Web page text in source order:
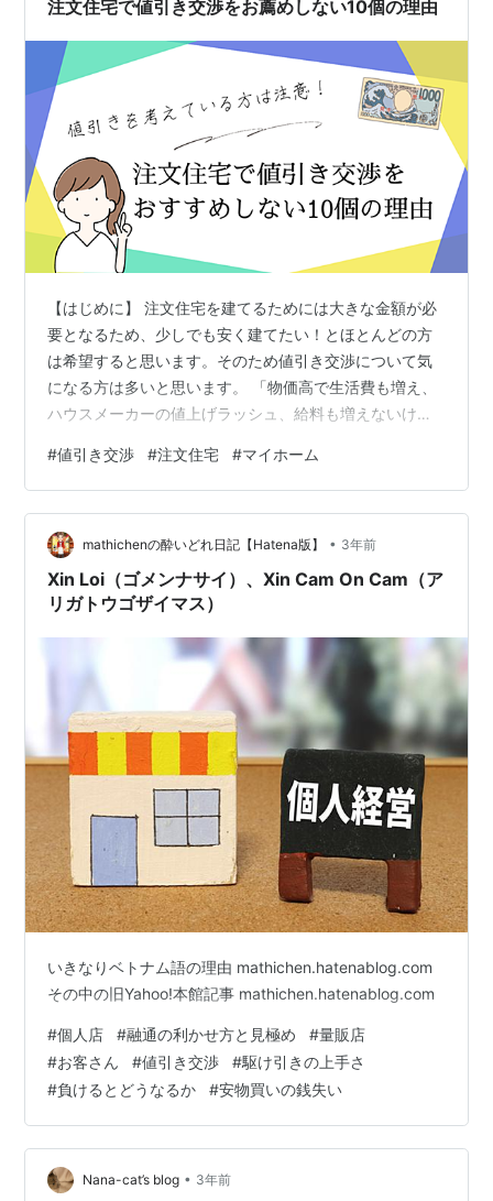
交渉のポイントを5つご紹介します。これらのポイン…
注文住宅で値引き交渉をお薦めしない10個の理由
【はじめに】 注文住宅を建てるためには大きな金額が必
要となるため、少しでも安く建てたい！とほとんどの方
は希望すると思います。そのため値引き交渉について気
になる方は多いと思います。 「物価高で生活費も増え、
ハウスメーカーの値上げラッシュ、給料も増えないけ
な値引き交渉のノウハウが公開されているけど、値引き
交渉をしていいのだろうか」 「値引き交渉によるデメリ
ットがあると聞くので不安だ」 私も、「今後は子育てに
もお金がかかるので、少しでもお得に建てたい！」と考
えて、値引き交渉をするかどうかとても悩みました。で
すが最終的に、値引き交渉は一切しない方針に…
#値引き交渉 #注文住宅 #マイホーム
mathichenの酔いどれ日記【Hatena版】 • 3年前
Xin Loi（ゴメンナサイ）、Xin Cam On Cam（ア
リガトウゴザイマス）
いきなりベトナム語の理由 mathichen.hatenablog.com
その中の旧Yahoo!本館記事 mathichen.hatenablog.com
#個人店 #融通の利かせ方と見極め #量販店
#お客さん #値引き交渉 #駆け引きの上手さ
#負けるとどうなるか #安物買いの銭失い
Nana-cat’s blog • 3年前